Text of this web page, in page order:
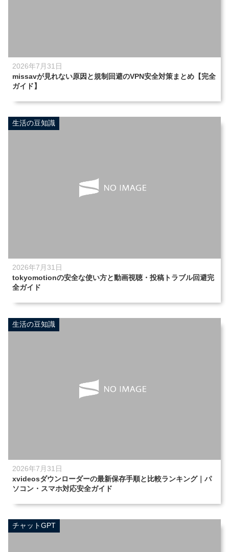
2026年7月31日
missavが見れない原因と規制回避のVPN安全対策まとめ【完全
ガイド】
生活の豆知識
2026年7月31日
tokyomotionの安全な使い方と動画視聴・投稿トラブル回避完
全ガイド
生活の豆知識
2026年7月31日
xvideosダウンローダーの最新保存手順と比較ランキング｜パ
ソコン・スマホ対応安全ガイド
チャットGPT